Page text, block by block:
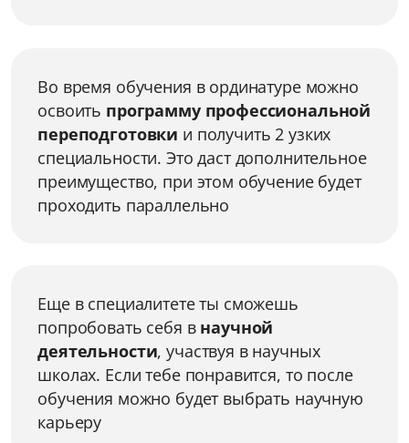
Во время обучения в ординатуре можно
освоить программу профессиональной
переподготовки и получить 2 узких
специальности. Это даст дополнительное
преимущество, при этом обучение будет
проходить параллельно
Еще в специалитете ты сможешь
попробовать себя в научной
деятельности, участвуя в научных
школах. Если тебе понравится, то после
обучения можно будет выбрать научную
карьеру